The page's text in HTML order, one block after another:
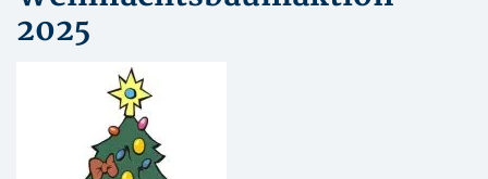
2025